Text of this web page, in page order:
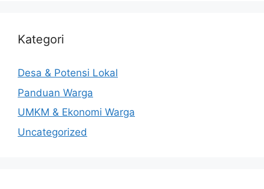
Kategori
Desa & Potensi Lokal
Panduan Warga
UMKM & Ekonomi Warga
Uncategorized